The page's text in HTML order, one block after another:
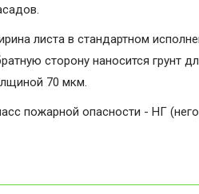
листа в стандартном
сторону наносится грунт
70 мкм.
пожарной опасности - НГ